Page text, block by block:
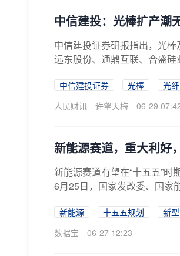
中信建投：光棒扩产潮
中信建投证券研报指出，光
远东股份、通鼎互联、合盛
中信建投证券 光棒
光纤
人民财讯
许擎天梅 06-29
新能源赛道，重大利好
新能源赛道有望在“十五五”时
6月25日，国家发改委、国家
新能源 十五五规划
新
数据宝
06-27 12:23